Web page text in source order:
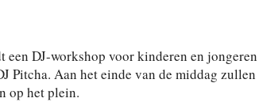
DJ-workshop voor kinderen en jongeren
Pitcha. Aan het einde van de middag zullen
op het plein.